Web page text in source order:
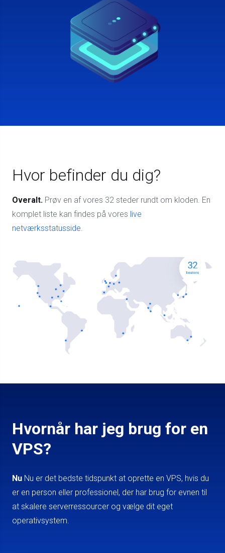
Hvor befinder du dig?
Overalt. Prøv en af ​​vores 32 steder rundt om kloden. En
komplet liste kan findes på vores live
netværksstatusside.
Hvornår har jeg brug for en
VPS?
Nu Nu er det bedste tidspunkt at oprette en VPS, hvis du
er en person eller professionel, der har brug for evnen til
at skalere serverressourcer og vælge dit eget
operativsystem.